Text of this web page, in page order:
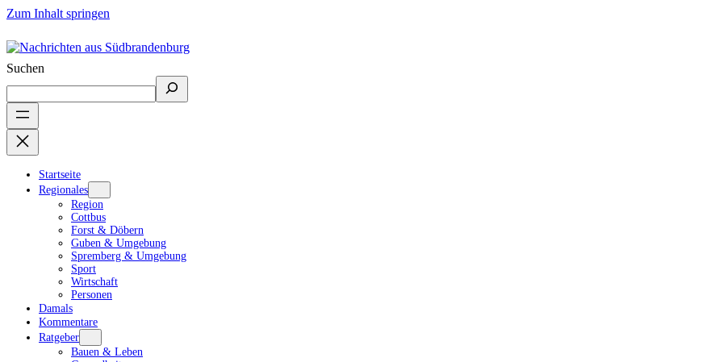
Zum Inhalt springen
Suchen
Startseite
Regionales
Region
Cottbus
Forst & Döbern
Guben & Umgebung
Spremberg & Umgebung
Sport
Wirtschaft
Personen
Damals
Kommentare
Ratgeber
Bauen & Leben